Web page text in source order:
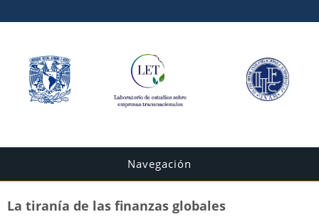
Navegación
La tiranía de las finanzas globales